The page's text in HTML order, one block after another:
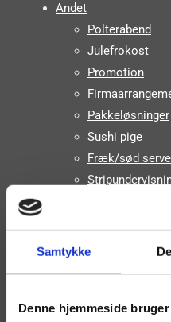
Samtykke
Denne hjemmeside
Andet
Polterabend
Julefrokost
Promotion
Pakkeløsninger
Sushi pige
Fræk/sød
Priser Erhverv